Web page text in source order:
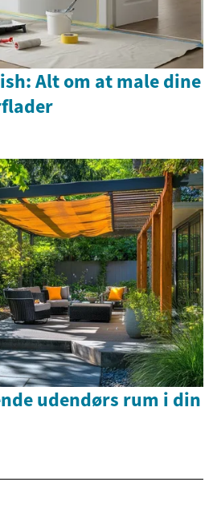
Alt om at male dine
udendørs rum i din